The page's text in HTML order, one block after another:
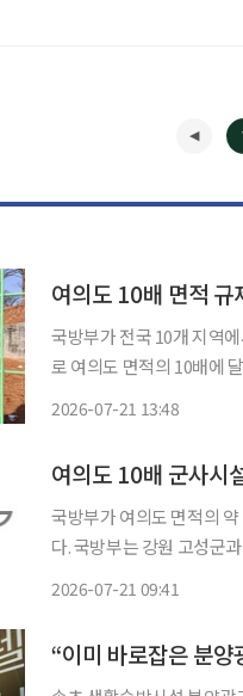
여의도 10배 면적
국방부가 전국 10개 지역
로 여의도 면적의 10배에 달한다. 국방부는 강원 고성군과 속초시, 경기 평
2026-07-21 13:48
여의도 10배 군사시
국방부가 여의도 면적의
다. 국방부는 강원 고성군과 속초시, 경기 평택시와 고양시, 서울 용산구 등 전국 10개 지역에
2026-07-21 09:41
“이미 바로잡은 분